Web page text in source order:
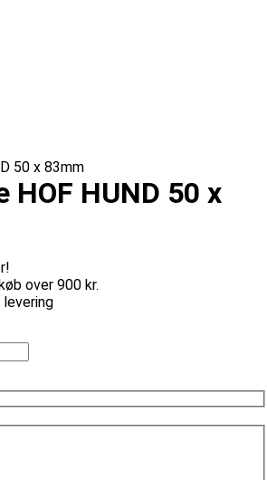
50 x 83mm
HUND 50 x
over 900 kr.
levering